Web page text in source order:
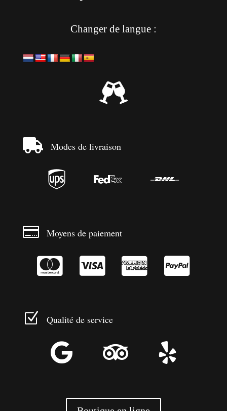
Changer de langue :

 Modes de livraison
  
 Moyens de paiement
   
Z Qualité de service
  